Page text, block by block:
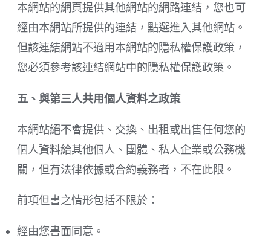
本網站的網頁提供其他網站的網路連結，您也可
經由本網站所提供的連結，點選進入其他網站。
但該連結網站不適用本網站的隱私權保護政策，
您必須參考該連結網站中的隱私權保護政策。
五、與第三人共用個人資料之政策
本網站絕不會提供、交換、出租或出售任何您的
個人資料給其他個人、團體、私人企業或公務機
關，但有法律依據或合約義務者，不在此限。
前項但書之情形包括不限於：
經由您書面同意。